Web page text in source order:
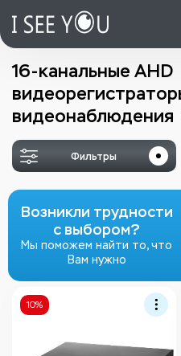
16-канальные AHD
видеонаблюдения
Фильтры
Возникли трудности
с выбором?
Мы поможем найти то, что
Вам нужно
10%